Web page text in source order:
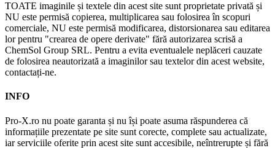
TOATE imaginile și textele din acest site sunt proprietate privată și
NU este permisă copierea, multiplicarea sau folosirea în scopuri
comerciale, NU este permisă modificarea, distorsionarea sau editarea
lor pentru "crearea de opere derivate" fără autorizarea scrisă a
ChemSol Group SRL. Pentru a evita eventualele neplăceri cauzate
de folosirea neautorizată a imaginilor sau textelor din acest website,
contactați-ne.
INFO
Pro-X.ro nu poate garanta și nu își poate asuma răspunderea că
informațiile prezentate pe site sunt corecte, complete sau actualizate,
iar serviciile oferite prin acest site sunt accesibile, neîntrerupte și fără